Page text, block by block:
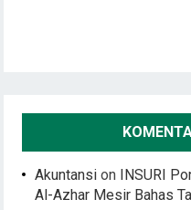
Akuntansi on INSURI
Al-Azhar Mesir Bahas